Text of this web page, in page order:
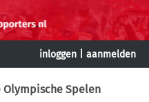
inloggen aanmelden
Spelen